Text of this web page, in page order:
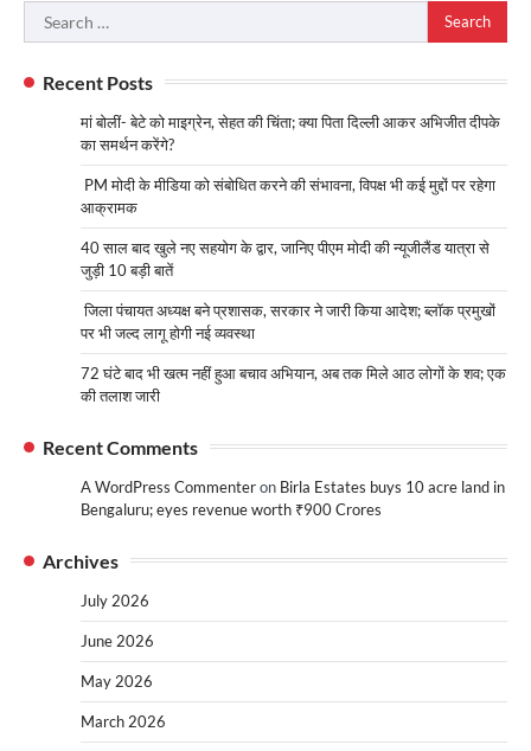
Search
for:
Recent Posts
मां बोलीं- बेटे को माइग्रेन, सेहत की चिंता; क्या पिता दिल्ली आकर अभिजीत दीपके
का समर्थन करेंगे?
PM मोदी के मीडिया को संबोधित करने की संभावना, विपक्ष भी कई मुद्दों पर रहेगा
आक्रामक
40 साल बाद खुले नए सहयोग के द्वार, जानिए पीएम मोदी की न्यूजीलैंड यात्रा से
जुड़ी 10 बड़ी बातें
जिला पंचायत अध्यक्ष बने प्रशासक, सरकार ने जारी किया आदेश; ब्लॉक प्रमुखों
पर भी जल्द लागू होगी नई व्यवस्था
72 घंटे बाद भी खत्म नहीं हुआ बचाव अभियान, अब तक मिले आठ लोगों के शव; एक
की तलाश जारी
Recent Comments
A WordPress Commenteron Birla Estates buys 10 acre land in
Bengaluru; eyes revenue worth ₹900 Crores
Archives
July 2026
June 2026
May 2026
March 2026